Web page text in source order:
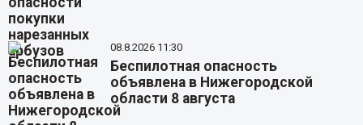
08.8.2026 11:30
Беспилотная опасность
объявлена в Нижегородской
области 8 августа